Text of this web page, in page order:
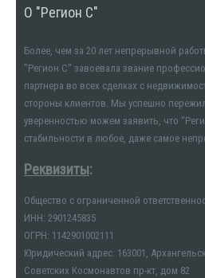
О "Регион С"
Более, чем за 20 лет непрерывной
"Регион С" завоевала звание
партнера во всех сделках с
стороны клиентов. Мы успешно
уверенностью можем заявить, что
стабильности в любое, даже самое
Реквизиты:
Общество с ограниченной
ИНН: 2901245835
ОГРН: 1142901002111
Юридический адрес: 163001,
Советских Космонавтов пр-кт, дом 82